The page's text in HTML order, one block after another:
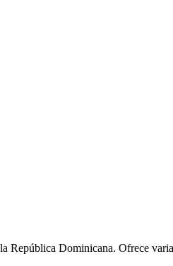
República Dominicana. Ofrece